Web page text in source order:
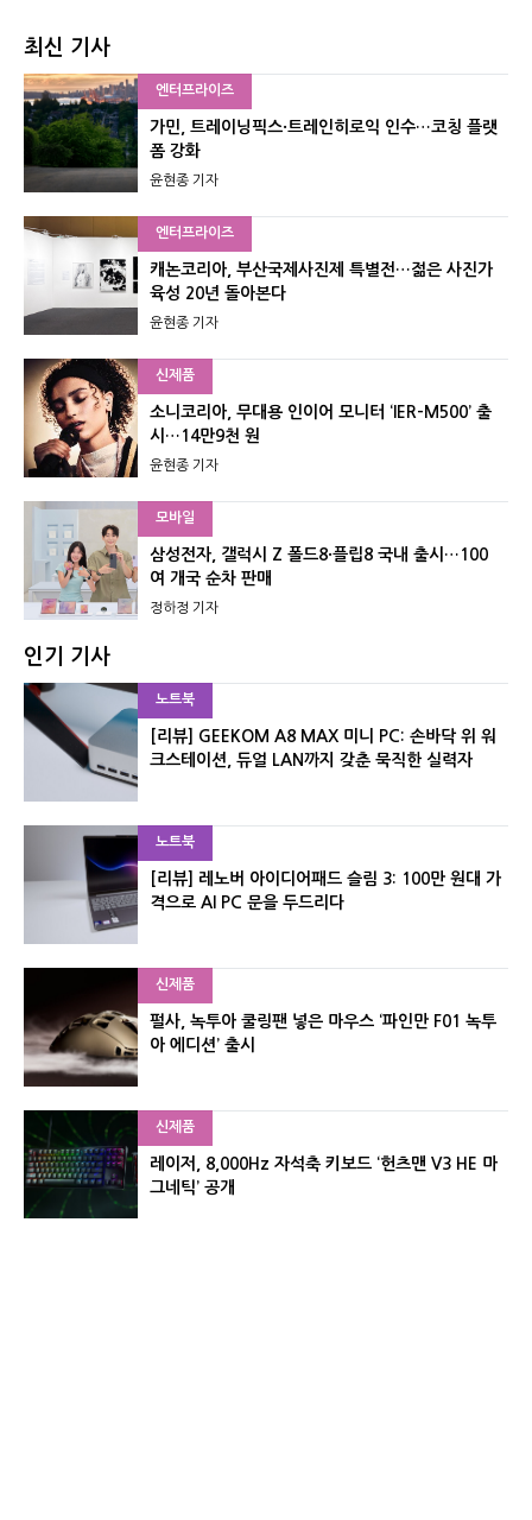
최신 기사
엔터프라이즈
가민, 트레이닝픽스·트레인히로익 인수…코칭 플랫
폼 강화
윤현종 기자
엔터프라이즈
캐논코리아, 부산국제사진제 특별전…젊은 사진가
육성 20년 돌아본다
윤현종 기자
신제품
소니코리아, 무대용 인이어 모니터 ‘IER-M500’ 출
시…14만9천 원
윤현종 기자
모바일
삼성전자, 갤럭시 Z 폴드8·플립8 국내 출시…100
여 개국 순차 판매
정하정 기자
인기 기사
노트북
[리뷰] GEEKOM A8 MAX 미니 PC: 손바닥 위 워
크스테이션, 듀얼 LAN까지 갖춘 묵직한 실력자
노트북
[리뷰] 레노버 아이디어패드 슬림 3: 100만 원대 가
격으로 AI PC 문을 두드리다
신제품
펄사, 녹투아 쿨링팬 넣은 마우스 ‘파인만 F01 녹투
아 에디션’ 출시
신제품
레이저, 8,000Hz 자석축 키보드 ‘헌츠맨 V3 HE 마
그네틱’ 공개